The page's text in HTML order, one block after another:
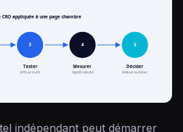
3
Tester
A/B sur trafic
4
Mesurer
Significativité
5
Décider
Rollout ou itérer
CRO appliquée à une page chambre
indépendant peut démarrer